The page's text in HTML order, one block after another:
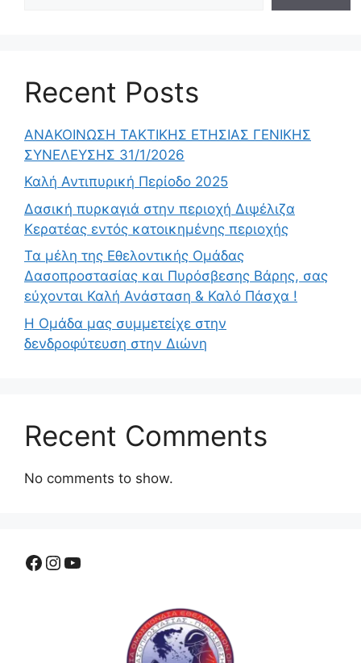
Recent Posts
ΑΝΑΚΟΙΝΩΣΗ ΤΑΚΤΙΚΗΣ ΕΤΗΣΙΑΣ ΓΕΝΙΚΗΣ
ΣΥΝΕΛΕΥΣΗΣ 31/1/2026
Καλή Αντιπυρική Περίοδο 2025
Δασική πυρκαγιά στην περιοχή Διψέλιζα
Κερατέας εντός κατοικημένης περιοχής
Τα μέλη της Εθελοντικής Ομάδας
Δασοπροστασίας και Πυρόσβεσης Βάρης, σας
εύχονται Καλή Ανάσταση & Καλό Πάσχα !
Η Ομάδα μας συμμετείχε στην
δενδροφύτευση στην Διώνη
Recent Comments
No comments to show.